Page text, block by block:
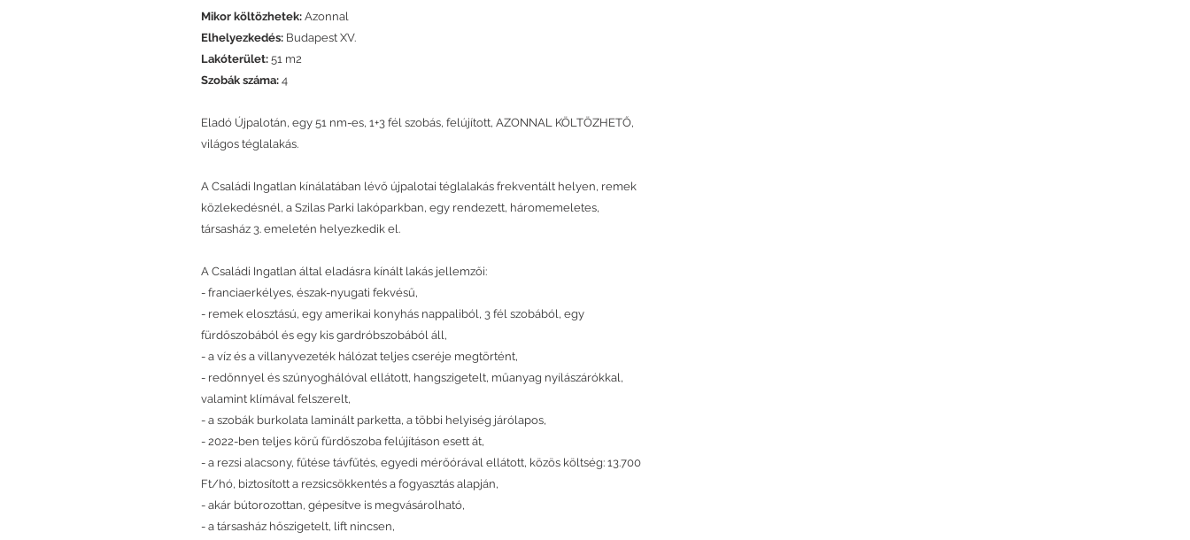
Mikor költözhetek: Azonnal
Elhelyezkedés: Budapest XV.
Lakóterület: 51 m2
Szobák száma: 4
Eladó Újpalotán, egy 51 nm-es, 1+3 fél szobás, felújított, AZONNAL KÖLTÖZHETŐ,
világos téglalakás.
A Családi Ingatlan kínálatában lévő újpalotai téglalakás frekventált helyen, remek
közlekedésnél, a Szilas Parki lakóparkban, egy rendezett, háromemeletes,
társasház 3. emeletén helyezkedik el.
A Családi Ingatlan által eladásra kínált lakás jellemzői:
- franciaerkélyes, észak-nyugati fekvésű,
- remek elosztású, egy amerikai konyhás nappaliból, 3 fél szobából, egy
fürdőszobából és egy kis gardróbszobából áll,
- a víz és a villanyvezeték hálózat teljes cseréje megtörtént,
- redőnnyel és szúnyoghálóval ellátott, hangszigetelt, műanyag nyílászárókkal,
valamint klímával felszerelt,
- a szobák burkolata laminált parketta, a többi helyiség járólapos,
- 2022-ben teljes körű fürdőszoba felújításon esett át,
- a rezsi alacsony, fűtése távfűtés, egyedi mérőórával ellátott, közös költség: 13.700
Ft/hó, biztosított a rezsicsökkentés a fogyasztás alapján,
- akár bútorozottan, gépesítve is megvásárolható,
- a társasház hőszigetelt, lift nincsen,